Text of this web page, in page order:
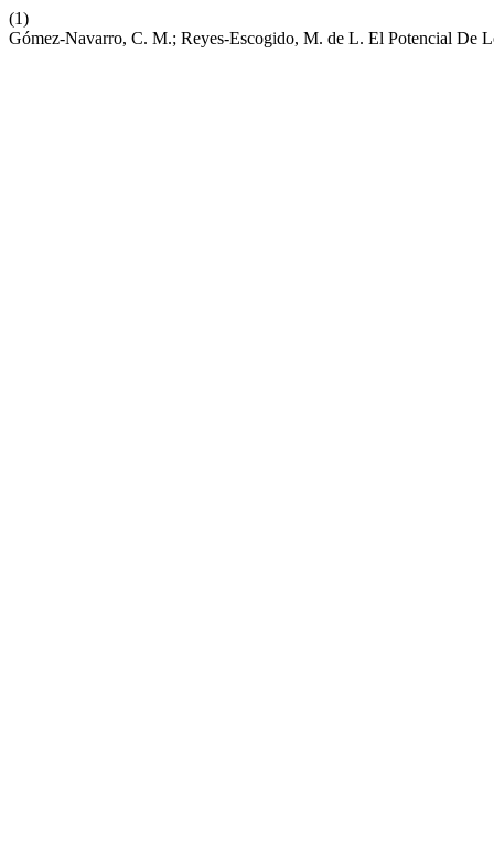
(1)
Gómez-Navarro, C. M.; Reyes-Escogido, M. de L. El Potencial De